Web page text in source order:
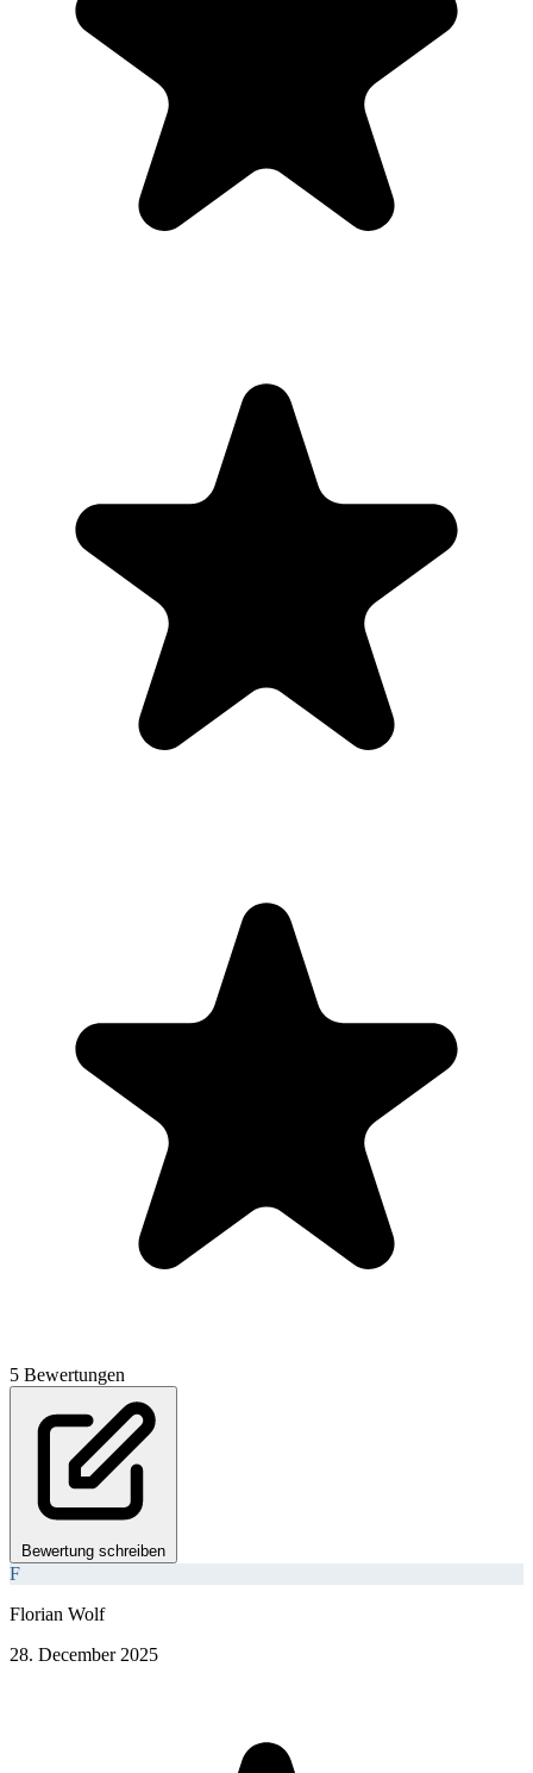
5 Bewertungen
Bewertung schreiben
F
Florian Wolf
28. December 2025